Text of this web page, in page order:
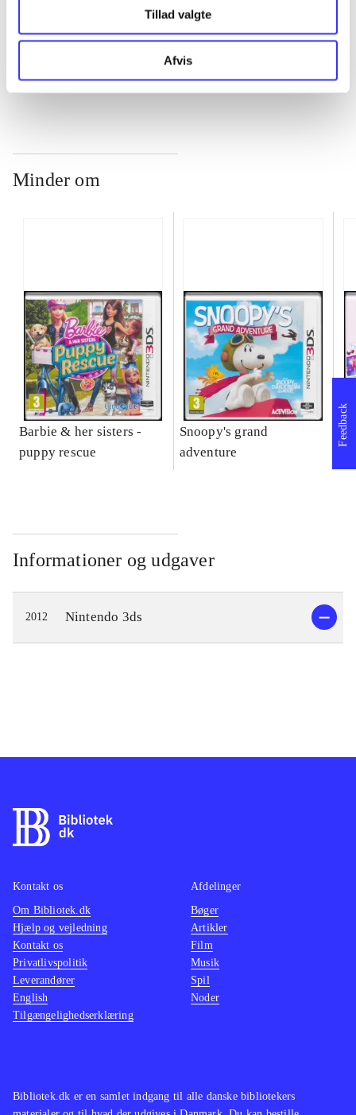
Tillad valgte
Afvis
Minder om
Barbie & her sisters -
puppy rescue
Snoopy's grand
adventure
Informationer og udgaver
2012 Nintendo 3ds
Feedback
Bibliotek.dk er en samlet indgang til alle danske bibliotekers
Kontakt os
Om Bibliotek.dk
Hjælp og vejledning
Kontakt os
Privatlivspolitik
Leverandører
English
Tilgængelighedserklæring
Afdelinger
Bøger
Artikler
Film
Musik
Spil
Noder